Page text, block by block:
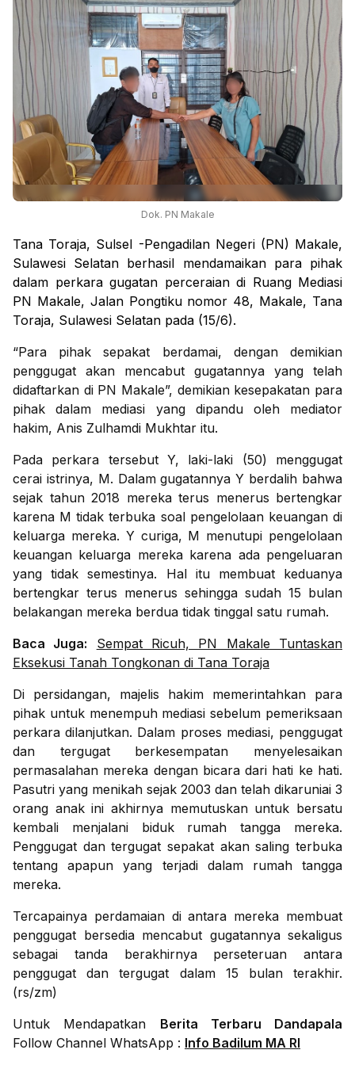
Dok. PN Makale
Tana Toraja, Sulsel -Pengadilan Negeri (PN) Makale,
Sulawesi Selatan berhasil mendamaikan para pihak
dalam perkara gugatan perceraian di Ruang Mediasi
PN Makale, Jalan Pongtiku nomor 48, Makale, Tana
Toraja, Sulawesi Selatan pada (15/6).
“Para pihak sepakat berdamai, dengan demikian
penggugat akan mencabut gugatannya yang telah
didaftarkan di PN Makale”, demikian kesepakatan para
pihak dalam mediasi yang dipandu oleh mediator
hakim, Anis Zulhamdi Mukhtar itu.
Pada perkara tersebut Y, laki-laki (50) menggugat
cerai istrinya, M. Dalam gugatannya Y berdalih bahwa
sejak tahun 2018 mereka terus menerus bertengkar
karena M tidak terbuka soal pengelolaan keuangan di
keluarga mereka. Y curiga, M menutupi pengelolaan
keuangan keluarga mereka karena ada pengeluaran
yang tidak semestinya. Hal itu membuat keduanya
bertengkar terus menerus sehingga sudah 15 bulan
belakangan mereka berdua tidak tinggal satu rumah.
Baca Juga:
Sempat Ricuh, PN Makale Tuntaskan
Eksekusi Tanah Tongkonan di Tana Toraja
Di persidangan, majelis hakim memerintahkan para
pihak untuk menempuh mediasi sebelum pemeriksaan
perkara dilanjutkan. Dalam proses mediasi, penggugat
dan tergugat berkesempatan menyelesaikan
permasalahan mereka dengan bicara dari hati ke hati.
Pasutri yang menikah sejak 2003 dan telah dikaruniai 3
orang anak ini akhirnya memutuskan untuk bersatu
kembali menjalani biduk rumah tangga mereka.
Penggugat dan tergugat sepakat akan saling terbuka
tentang apapun yang terjadi dalam rumah tangga
mereka.
Tercapainya perdamaian di antara mereka membuat
penggugat bersedia mencabut gugatannya sekaligus
sebagai tanda berakhirnya perseteruan antara
penggugat dan tergugat dalam 15 bulan terakhir.
(rs/zm)
Untuk Mendapatkan Berita Terbaru Dandapala
Follow Channel WhatsApp : Info Badilum MA RI